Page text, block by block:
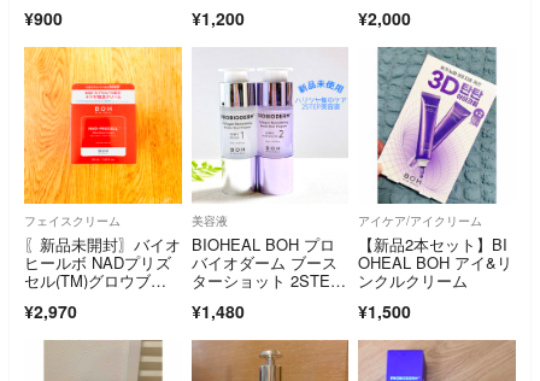
¥900 ¥1,200 ¥2,000
フェイスクリーム
〖新品未開封〗バイオ
ヒールボ NADプリズ
セル(TM)グロウブー
¥2,970
美容液
BIOHEAL BOH プロ
バイオダーム ブース
ターショット 2STE
¥1,480
アイケア/アイクリーム
【新品2本セット】BI
OHEAL BOH アイ&リ
ンクルクリーム
¥1,500